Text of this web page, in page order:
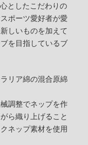
としたこだわりの
ポーツ愛好者が愛
しいものを加えて
を目指しているブ
リア綿の混合原綿
調整でネップを作
ら織り上げること
ネップ素材を使用